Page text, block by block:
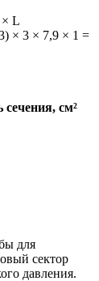
× L
× 3 × 7,9 × 1 =
см²
для
сектор
давления.